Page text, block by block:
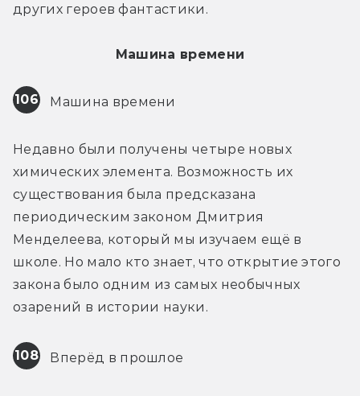
других героев фантастики.
Машина времени
106 Машина времени
Недавно были получены четыре новых
химических элемента. Возможность их
существования была предсказана
периодическим законом Дмитрия
Менделеева, который мы изучаем ещё в
школе. Но мало кто знает, что открытие этого
закона было одним из самых необычных
озарений в истории науки.
108 Вперёд в прошлое